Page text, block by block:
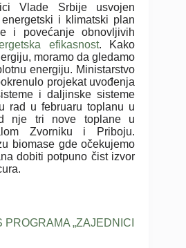
Vlade Srbije usvojen
i klimatski plan
i povećanje obnovljivih
efikasnost. Kako
moramo da gledamo
energiju. Ministarstvo
projekat uvođenja
i daljinske sisteme
rad u februaru toplanu u
nje tri nove toplane u
Zvorniku i Priboju.
biomase gde očekujemo
dobiti potpuno čist izvor
PROGRAMA „ZAJEDNICI